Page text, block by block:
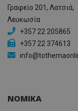
Γραφείο 201, Λατσιά,
Λευκωσία
+357 22 205865
+357 22 374613
ΝΟΜΙΚΑ